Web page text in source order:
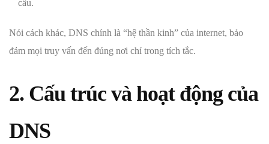
cầu.
Nói cách khác, DNS chính là “hệ thần kinh” của internet, bảo
đảm mọi truy vấn đến đúng nơi chỉ trong tích tắc.
2. Cấu trúc và hoạt động của
DNS